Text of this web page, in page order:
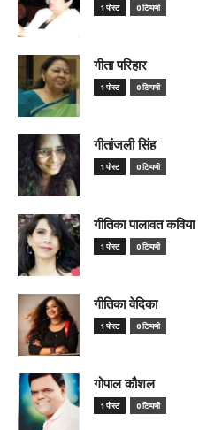
1 पोस्ट 0 टिप्पणी
गीता परिहार
1 पोस्ट 0 टिप्पणी
गीतांजली सिंह
1 पोस्ट 0 टिप्पणी
गीतिका पालावत कविया
1 पोस्ट 0 टिप्पणी
गीतिका वेदिका
1 पोस्ट 0 टिप्पणी
गोपाल कौशल
1 पोस्ट 0 टिप्पणी